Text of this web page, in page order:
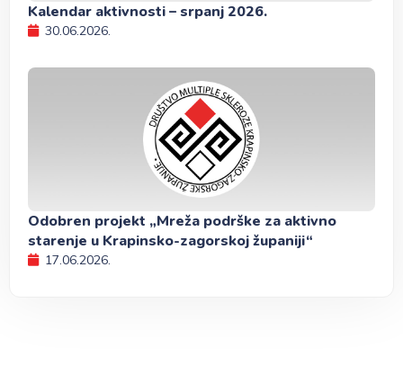
Kalendar aktivnosti – srpanj 2026.
30.06.2026.
Odobren projekt „Mreža podrške za aktivno
starenje u Krapinsko-zagorskoj županiji“
17.06.2026.